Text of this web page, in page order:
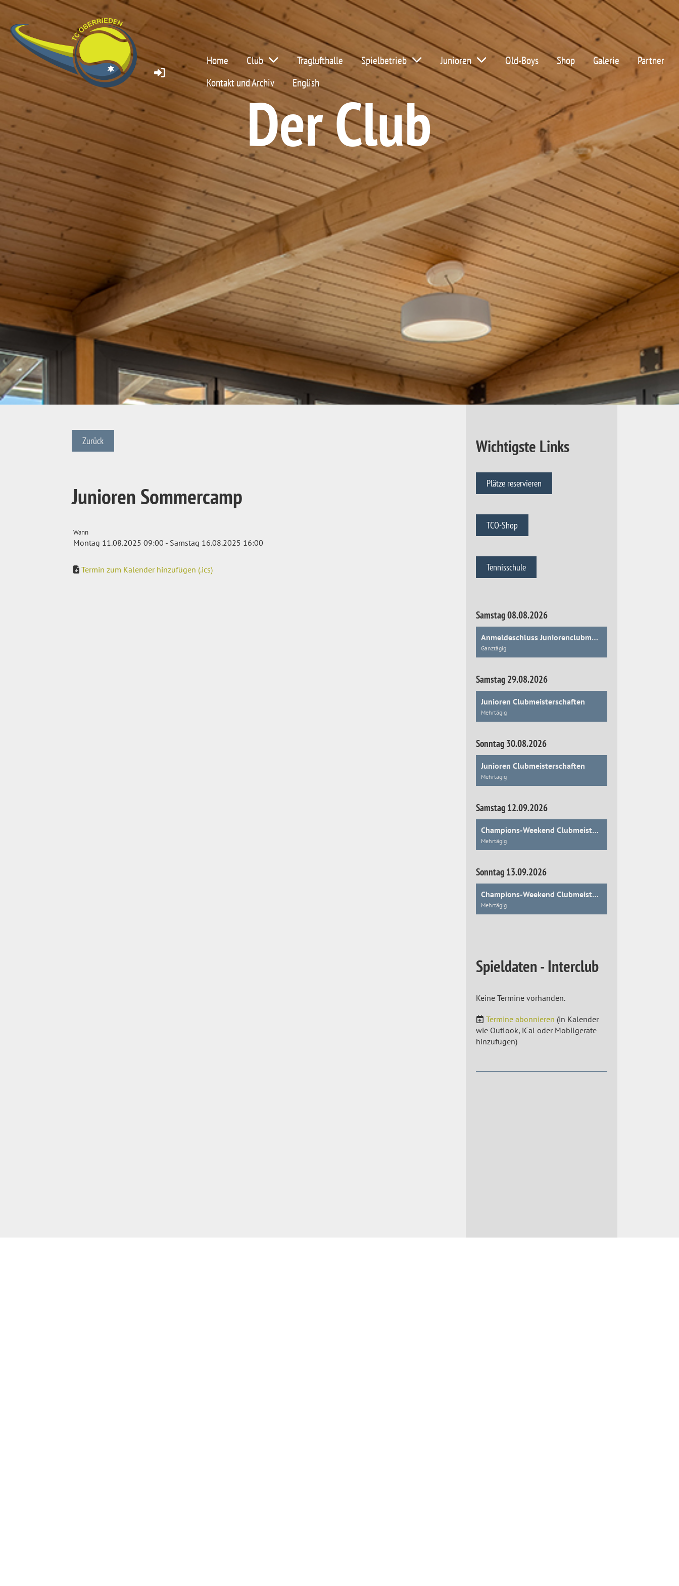
Home Club Traglufthalle Spielbetrieb Junioren Old-Boys Shop Galerie
Partner
Kontakt und Archiv
English
Der Club
Zurück
Junioren Sommercamp
Wann
Montag 11.08.2025 09:00 - Samstag 16.08.2025 16:00
Termin zum Kalender hinzufügen (.ics)
Wichtigste Links
Plätze reservieren
TCO-Shop
Tennisschule
Samstag 08.08.2026
Anmeldeschluss Juniorenclubmeisterschaften
Ganztägig
Samstag 29.08.2026
Junioren Clubmeisterschaften
Mehrtägig
Sonntag 30.08.2026
Junioren Clubmeisterschaften
Mehrtägig
Samstag 12.09.2026
Champions-Weekend Clubmeisterschaften
Mehrtägig
Sonntag 13.09.2026
Champions-Weekend Clubmeisterschaften
Mehrtägig
Spieldaten - Interclub
Keine Termine vorhanden.
Termine abonnieren (in Kalender
wie Outlook, iCal oder Mobilgeräte
hinzufügen)